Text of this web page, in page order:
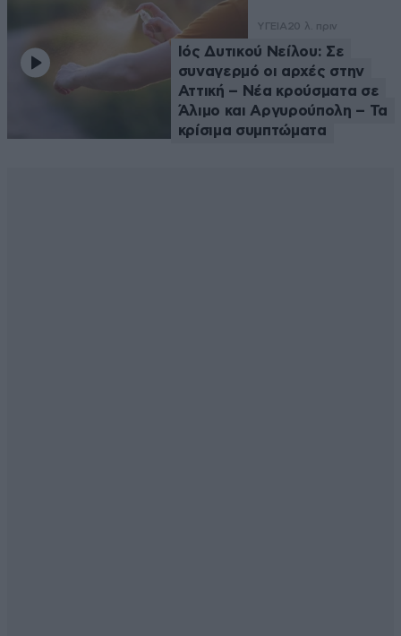
ΥΓΕΙΑ20 λ. πριν
Ιός Δυτικού Νείλου: Σε
συναγερμό οι αρχές στην
Αττική – Νέα κρούσματα σε
Άλιμο και Αργυρούπολη – Τα
κρίσιμα συμπτώματα